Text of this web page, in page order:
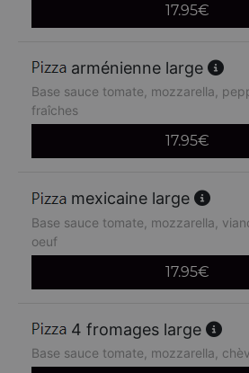
17.95€
arménienne large
Base sauce tomate, mozzarella,
fraîches
17.95€
mexicaine large
Base sauce tomate, mozzarella,
oeuf
17.95€
4 fromages large
Base sauce tomate, mozzarella,